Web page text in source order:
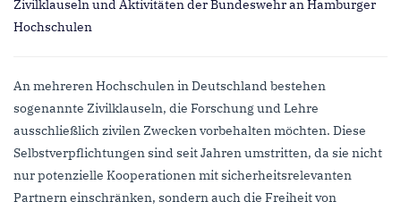
Zivilklauseln und Aktivitäten der Bundeswehr an Hamburger
Hochschulen
An mehreren Hochschulen in Deutschland bestehen
sogenannte Zivilklauseln, die Forschung und Lehre
ausschließlich zivilen Zwecken vorbehalten möchten. Diese
Selbstverpflichtungen sind seit Jahren umstritten, da sie nicht
nur potenzielle Kooperationen mit sicherheitsrelevanten
Partnern einschränken, sondern auch die Freiheit von